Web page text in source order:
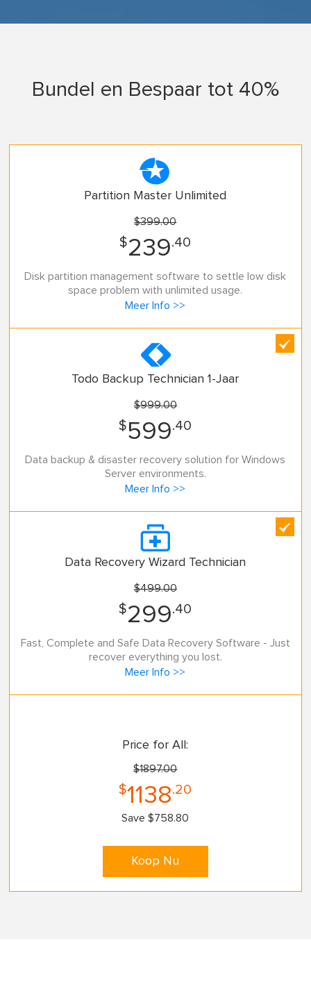
Bundel en Bespaar tot 40%

Partition Master Unlimited
$399.00
$239.40
Disk partition management software to settle low disk
space problem with unlimited usage.
Meer Info >>

Todo Backup Technician 1-Jaar
$999.00
$599.40
Data backup & disaster recovery solution for Windows
Server environments.
Meer Info >>

Data Recovery Wizard Technician
$499.00
$299.40
Fast, Complete and Safe Data Recovery Software - Just
recover everything you lost.
Meer Info >>
Price for All:
$1897.00
$1138.20
Save $758.80
Koop Nu